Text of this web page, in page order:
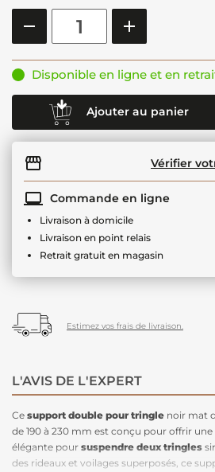
Disponible en ligne et en
Ajouter au panier
Vérifier
Commande en ligne
Livraison à domicile
Livraison en point relais
Retrait gratuit en magasin
Estimez vos frais de livraison.
L'AVIS DE L'EXPERT
Ce support double pour tringle noir mat
de 190 à 230 mm est conçu pour offrir
élégante pour suspendre deux tringles
des rideaux et voilages superposés, ce